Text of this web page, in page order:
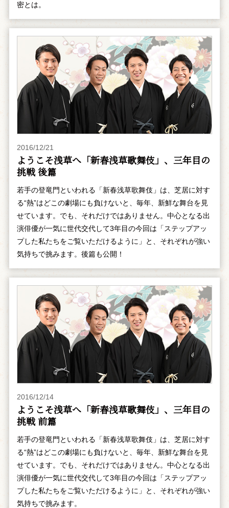
密とは。
2016/12/21
ようこそ浅草へ「新春浅草歌舞伎」、三年目の
挑戦 後篇
若手の登竜門といわれる「新春浅草歌舞伎」は、芝居に対す
る“熱”はどこの劇場にも負けないと、毎年、新鮮な舞台を見
せています。でも、それだけではありません。中心となる出
演俳優が一気に世代交代して3年目の今回は「ステップアッ
プした私たちをご覧いただけるように」と、それぞれが強い
気持ちで挑みます。後篇も公開！
2016/12/14
ようこそ浅草へ「新春浅草歌舞伎」、三年目の
挑戦 前篇
若手の登竜門といわれる「新春浅草歌舞伎」は、芝居に対す
る“熱”はどこの劇場にも負けないと、毎年、新鮮な舞台を見
せています。でも、それだけではありません。中心となる出
演俳優が一気に世代交代して3年目の今回は「ステップアッ
プした私たちをご覧いただけるように」と、それぞれが強い
気持ちで挑みます。